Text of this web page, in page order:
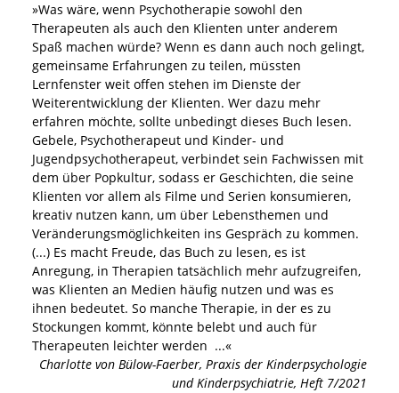
»Was wäre, wenn Psychotherapie sowohl den
Therapeuten als auch den Klienten unter anderem
Spaß machen würde? Wenn es dann auch noch gelingt,
gemeinsame Erfahrungen zu teilen, müssten
Lernfenster weit offen stehen im Dienste der
Weiterentwicklung der Klienten. Wer dazu mehr
erfahren möchte, sollte unbedingt dieses Buch lesen.
Gebele, Psychotherapeut und Kinder- und
Jugendpsychotherapeut, verbindet sein Fachwissen mit
dem über Popkultur, sodass er Geschichten, die seine
Klienten vor allem als Filme und Serien konsumieren,
kreativ nutzen kann, um über Lebensthemen und
Veränderungsmöglichkeiten ins Gespräch zu kommen.
(...) Es macht Freude, das Buch zu lesen, es ist
Anregung, in Therapien tatsächlich mehr aufzugreifen,
was Klienten an Medien häufig nutzen und was es
ihnen bedeutet. So manche Therapie, in der es zu
Stockungen kommt, könnte belebt und auch für
Therapeuten leichter werden ...«
Charlotte von Bülow-Faerber, Praxis der Kinderpsychologie
und Kinderpsychiatrie, Heft 7/2021